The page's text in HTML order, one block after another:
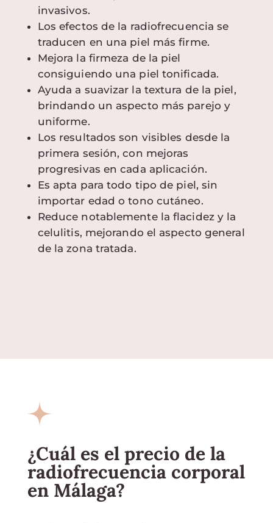
invasivos.
Los efectos de la radiofrecuencia se
traducen en una piel más firme.
Mejora la firmeza de la piel
consiguiendo una piel tonificada.
Ayuda a suavizar la textura de la piel,
brindando un aspecto más parejo y
uniforme.
Los resultados son visibles desde la
primera sesión, con mejoras
progresivas en cada aplicación.
Es apta para todo tipo de piel, sin
importar edad o tono cutáneo.
Reduce notablemente la flacidez y la
celulitis, mejorando el aspecto general
de la zona tratada.
¿Cuál es el precio de la
radiofrecuencia corporal
en Málaga?